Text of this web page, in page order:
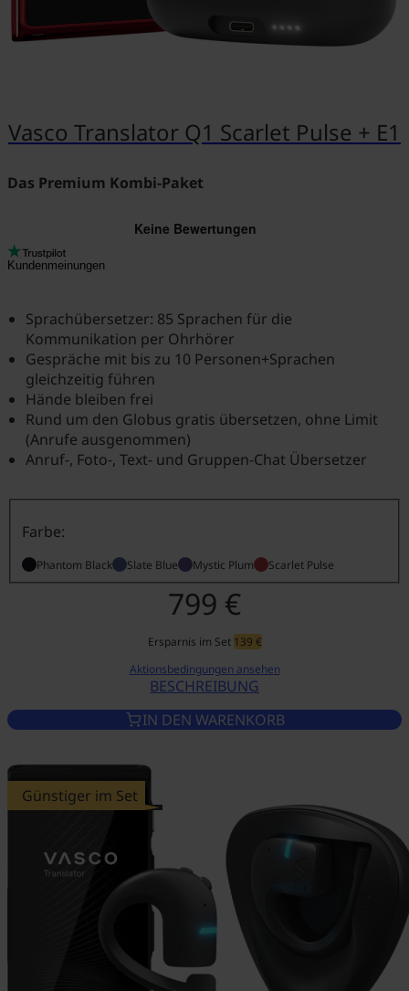
Vasco Translator Q1 Scarlet Pulse + E1
Das Premium Kombi-Paket
Kundenmeinungen
Sprachübersetzer: 85 Sprachen für die
Kommunikation per Ohrhörer
Gespräche mit bis zu 10 Personen+Sprachen
gleichzeitig führen
Hände bleiben frei
Rund um den Globus gratis übersetzen, ohne Limit
(Anrufe ausgenommen)
Anruf-, Foto-, Text- und Gruppen-Chat Übersetzer
Farbe:
Phantom Black Slate Blue Mystic Plum Scarlet Pulse
BESCHREIBUNGVASCO TRANSLATOR Q1
799 €
Ersparnis im Set 139 €
Aktionsbedingungen ansehen
IN DEN WARENKORB
Günstiger im Set